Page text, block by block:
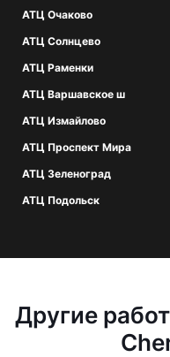
АТЦ Очаково
АТЦ Солнцево
АТЦ Раменки
АТЦ Варшавское ш
АТЦ Измайлово
АТЦ Проспект Мира
АТЦ Зеленоград
АТЦ Подольск
Другие